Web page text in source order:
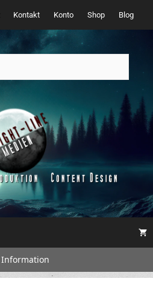
Kontakt Konto Shop Blog
Information